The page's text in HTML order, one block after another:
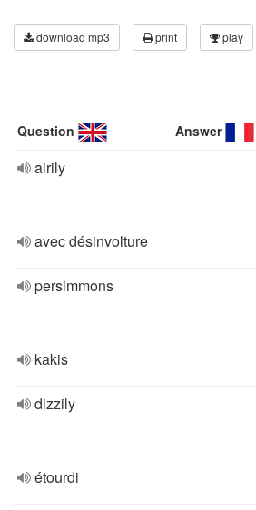
download mp3 print play
Question Answer
airily
avec désinvolture
persimmons
kakis
dizzily
étourdi